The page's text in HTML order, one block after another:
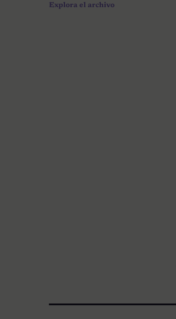
Explora el archivo